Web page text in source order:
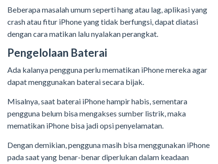
Beberapa masalah umum seperti hang atau lag, aplikasi yang
crash atau fitur iPhone yang tidak berfungsi, dapat diatasi
dengan cara matikan lalu nyalakan perangkat.
Pengelolaan Baterai
Ada kalanya pengguna perlu mematikan iPhone mereka agar
dapat menggunakan baterai secara bijak.
Misalnya, saat baterai iPhone hampir habis, sementara
pengguna belum bisa mengakses sumber listrik, maka
mematikan iPhone bisa jadi opsi penyelamatan.
Dengan demikian, pengguna masih bisa menggunakan iPhone
pada saat yang benar-benar diperlukan dalam keadaan